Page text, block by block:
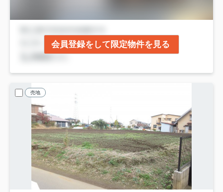
会員登録をして限定物件を見る
売地